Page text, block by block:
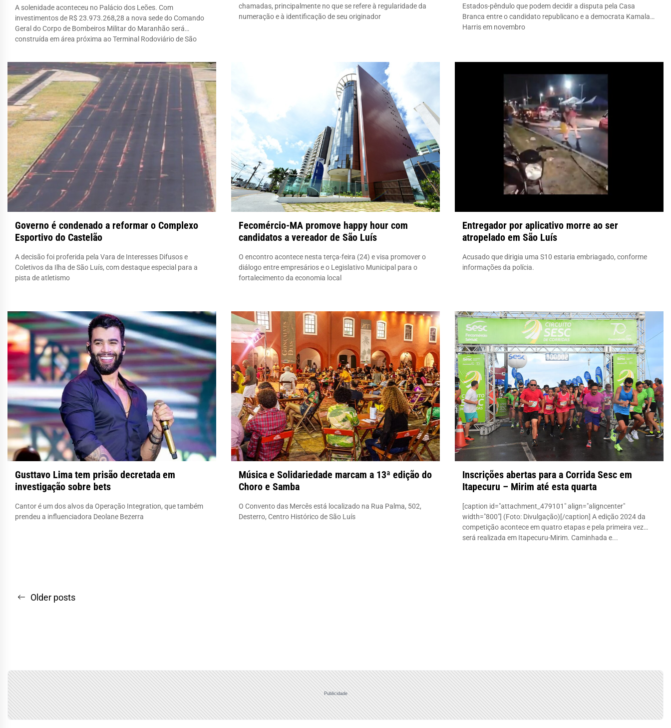
A solenidade aconteceu no Palácio dos Leões. Com
investimentos de R$ 23.973.268,28 a nova sede do Comando
Geral do Corpo de Bombeiros Militar do Maranhão será
construída em área próxima ao Terminal Rodoviário de São
chamadas, principalmente no que se refere à regularidade da
numeração e à identificação de seu originador
Estados-pêndulo que podem decidir a disputa pela Casa
Branca entre o candidato republicano e a democrata Kamala
Harris em novembro
Governo é condenado a reformar o Complexo
Esportivo do Castelão
A decisão foi proferida pela Vara de Interesses Difusos e
Coletivos da Ilha de São Luís, com destaque especial para a
pista de atletismo
Fecomércio-MA promove happy hour com
candidatos a vereador de São Luís
O encontro acontece nesta terça-feira (24) e visa promover o
diálogo entre empresários e o Legislativo Municipal para o
fortalecimento da economia local
Entregador por aplicativo morre ao ser
atropelado em São Luís
Acusado que dirigia uma S10 estaria embriagado, conforme
informações da polícia.
Gusttavo Lima tem prisão decretada em
investigação sobre bets
Cantor é um dos alvos da Operação Integration, que também
prendeu a influenciadora Deolane Bezerra
Música e Solidariedade marcam a 13ª edição do
Choro e Samba
O Convento das Mercês está localizado na Rua Palma, 502,
Desterro, Centro Histórico de São Luís
Inscrições abertas para a Corrida Sesc em
Itapecuru – Mirim até esta quarta
[caption id="attachment_479101" align="aligncenter"
width="800"] (Foto: Divulgação)[/caption] A edição 2024 da
competição acontece em quatro etapas e pela primeira vez
será realizada em Itapecuru-Mirim. Caminhada e...
Navegação
Older posts
Publicidade